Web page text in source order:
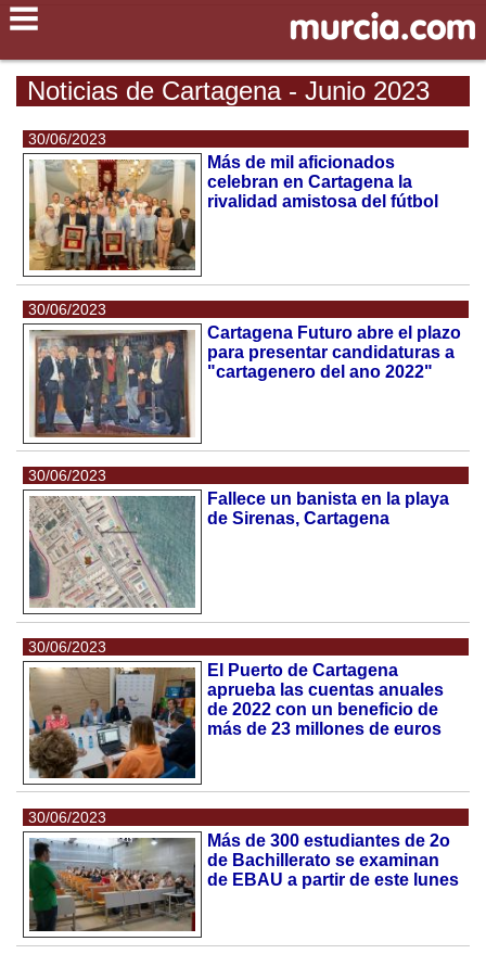
Noticias de Cartagena - Junio 2023
30/06/2023
Más de mil aficionados
celebran en Cartagena la
rivalidad amistosa del fútbol
30/06/2023
Cartagena Futuro abre el plazo
para presentar candidaturas a
"cartagenero del ano 2022"
30/06/2023
Fallece un banista en la playa
de Sirenas, Cartagena
30/06/2023
El Puerto de Cartagena
aprueba las cuentas anuales
de 2022 con un beneficio de
más de 23 millones de euros
30/06/2023
Más de 300 estudiantes de 2o
de Bachillerato se examinan
de EBAU a partir de este lunes